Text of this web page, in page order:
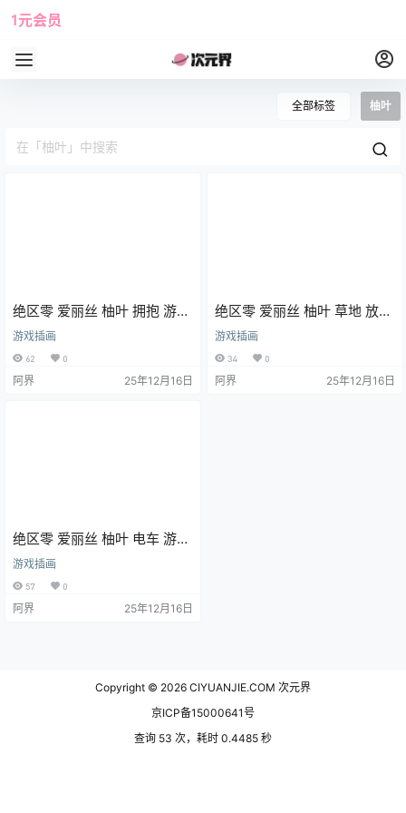
1元会员
全部标签 柚叶
绝区零 爱丽丝 柚叶 拥抱 游戏
壁纸 手机壁纸 2K壁纸
游戏插画
62 0
阿界 25年12月16日
绝区零 爱丽丝 柚叶 草地 放学
游戏壁纸 手机壁纸 2K壁纸
游戏插画
34 0
阿界 25年12月16日
绝区零 爱丽丝 柚叶 电车 游戏
壁纸 手机壁纸 2K壁纸
游戏插画
57 0
阿界 25年12月16日
Copyright © 2026 CIYUANJIE.COM 次元界
京ICP备15000641号
查询 53 次，耗时 0.4485 秒